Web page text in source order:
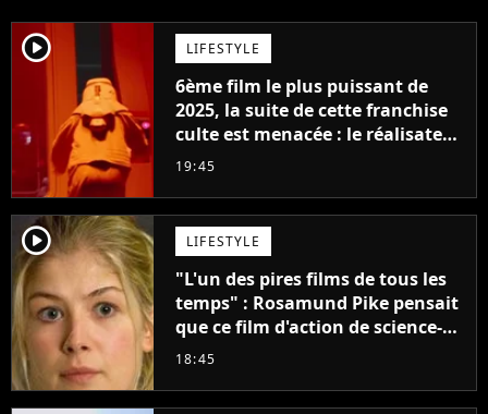
player2 LIFESTYLE
6ème film le plus puissant de
2025, la suite de cette franchise
culte est menacée : le réalisateur
claque la porte pour "différends
19:45
player2 LIFESTYLE
"L'un des pires films de tous les
temps" : Rosamund Pike pensait
que ce film d'action de science-
fiction avec Dwayne Johnson
18:45